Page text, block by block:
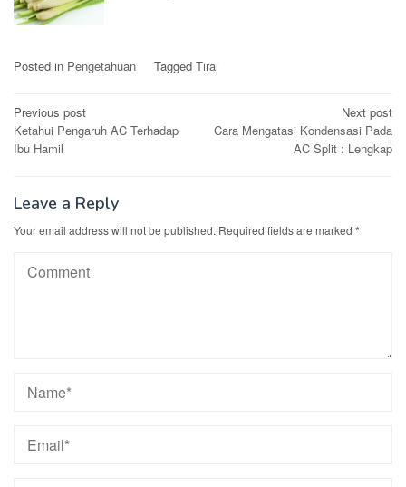
Posted in Pengetahuan Tagged Tirai
Post
navigation
Previous post
Ketahui Pengaruh AC Terhadap
Ibu Hamil
Next post
Cara Mengatasi Kondensasi Pada
AC Split : Lengkap
Leave a Reply
Your email address will not be published. Required fields are marked *